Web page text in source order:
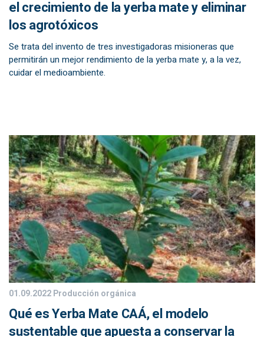
el crecimiento de la yerba mate y eliminar
los agrotóxicos
Se trata del invento de tres investigadoras misioneras que
permitirán un mejor rendimiento de la yerba mate y, a la vez,
cuidar el medioambiente.
01.09.2022Producción orgánica
Qué es Yerba Mate CAÁ, el modelo
sustentable que apuesta a conservar la